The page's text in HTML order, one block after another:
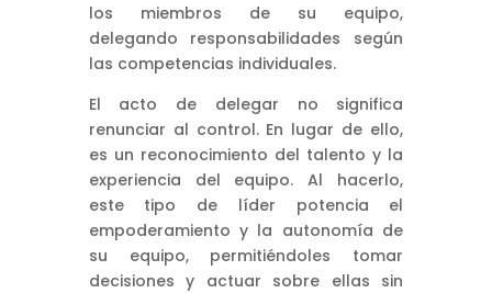
los miembros de su equipo,
delegando responsabilidades según
las competencias individuales.
El acto de delegar no significa
renunciar al control. En lugar de ello,
es un reconocimiento del talento y la
experiencia del equipo. Al hacerlo,
este tipo de líder potencia el
empoderamiento y la autonomía de
su equipo, permitiéndoles tomar
decisiones y actuar sobre ellas sin